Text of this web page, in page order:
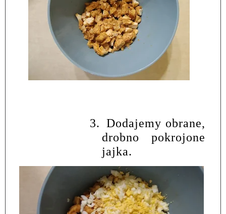
3. Dodajemy obrane,
drobno pokrojone
jajka.